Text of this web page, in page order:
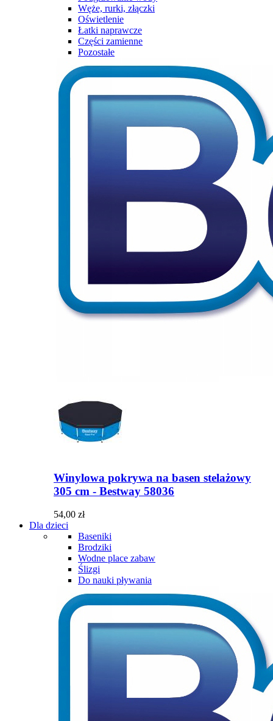
Węże, rurki, złączki
Oświetlenie
Łatki naprawcze
Części zamienne
Pozostałe
Winylowa pokrywa na basen stelażowy
305 cm - Bestway 58036
54,00 zł
Dla dzieci
Baseniki
Brodziki
Wodne place zabaw
Ślizgi
Do nauki pływania